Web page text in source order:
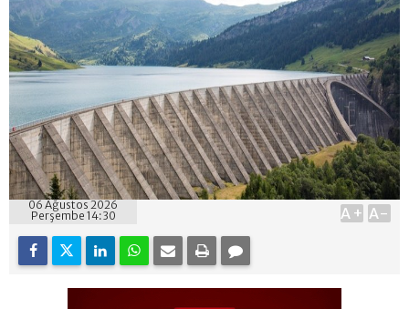
06 Ağustos 2026
Perşembe 14:30
A+ A-